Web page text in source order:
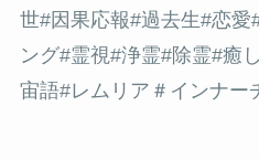
世#因果応報#過去生#恋愛
ング#霊視#浄霊#除霊#癒し
宙語#レムリア＃インナー